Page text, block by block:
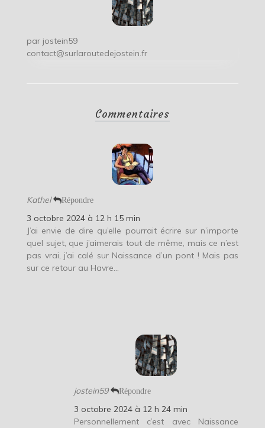
par jostein59
contact@surlaroutedejostein.fr
Commentaires
Kathel Répondre
3 octobre 2024 à 12 h 15 min
J’ai envie de dire qu’elle pourrait écrire sur n’importe
quel sujet, que j’aimerais tout de même, mais ce n’est
pas vrai, j’ai calé sur Naissance d’un pont ! Mais pas
sur ce retour au Havre…
jostein59 Répondre
3 octobre 2024 à 12 h 24 min
Personnellement c’est avec Naissance